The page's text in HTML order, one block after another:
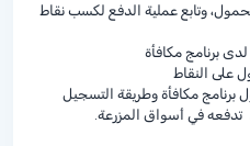
وتابع عملية الدفع لكسب نقاط
برنامج مكافأة
على النقاط
برنامج مكافأة وطريقة التسجيل
تدفعه في أسواق المزرعة.